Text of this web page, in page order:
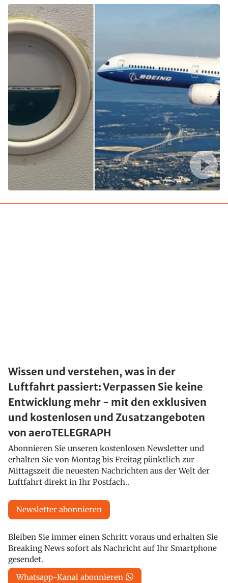
Wissen und verstehen, was in der
Luftfahrt passiert: Verpassen Sie keine
Entwicklung mehr - mit den exklusiven
und kostenlosen und Zusatzangeboten
von aeroTELEGRAPH
Abonnieren Sie unseren kostenlosen Newsletter und
erhalten Sie von Montag bis Freitag pünktlich zur
Mittagszeit die neuesten Nachrichten aus der Welt der
Luftfahrt direkt in Ihr Postfach..
Newsletter abonnieren
Bleiben Sie immer einen Schritt voraus und erhalten Sie
Breaking News sofort als Nachricht auf Ihr Smartphone
gesendet.
Whatsapp-Kanal abonnieren